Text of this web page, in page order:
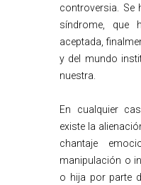
controversia. Se
síndrome, que
aceptada,
y del mundo
nuestra.
En cualquier
existe la
chantaje
manipulación o
o hija por parte